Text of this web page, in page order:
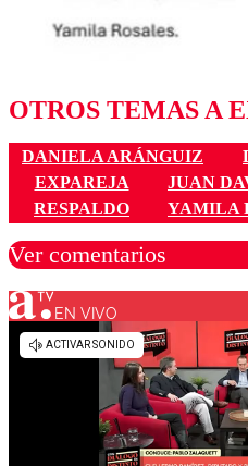
OTROS TEMAS A
DANIELA ARÁNGUIZ
EXPAREJA
JUAN
RESPALDO
YAMILA
Ver comentarios
Los comentarios son
diálogo
EN VIVO